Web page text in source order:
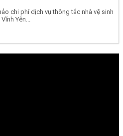
chi phí dịch vụ thông tắc nhà vệ sinh
Yên...